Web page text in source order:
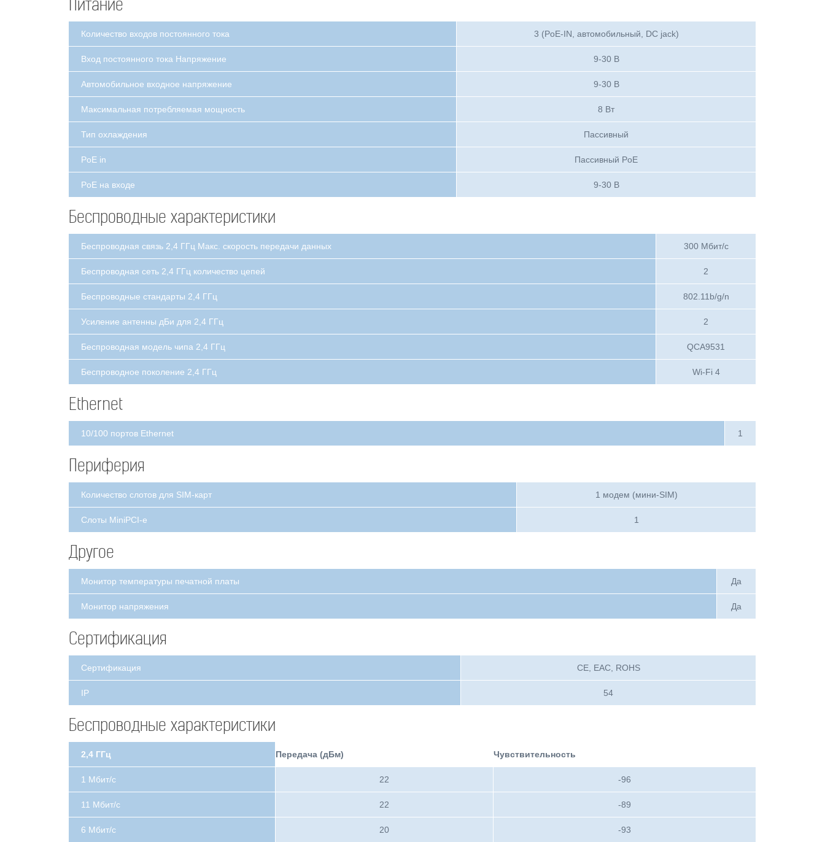
Питание
Количество входов постоянного тока 3 (PoE-IN, автомобильный, DC jack)
Вход постоянного тока Напряжение 9-30 В
Автомобильное входное напряжение 9-30 В
Максимальная потребляемая мощность 8 Вт
Тип охлаждения Пассивный
PoE in Пассивный PoE
PoE на входе 9-30 В
Беспроводные характеристики
Беспроводная связь 2,4 ГГц Макс. скорость передачи данных 300 Мбит/с
Беспроводная сеть 2,4 ГГц количество цепей 2
Беспроводные стандарты 2,4 ГГц 802.11b/g/n
Усиление антенны дБи для 2,4 ГГц 2
Беспроводная модель чипа 2,4 ГГц QCA9531
Беспроводное поколение 2,4 ГГц Wi-Fi 4
Ethernet
10/100 портов Ethernet 1
Периферия
Количество слотов для SIM-карт 1 модем (мини-SIM)
Слоты MiniPCI-e 1
Другое
Монитор температуры печатной платы Да
Монитор напряжения Да
Сертификация
Сертификация CE, EAC, ROHS
IP 54
Беспроводные характеристики
2,4 ГГц Передача (дБм) Чувствительность
1 Мбит/с 22 -96
11 Мбит/с 22 -89
6 Мбит/с 20 -93